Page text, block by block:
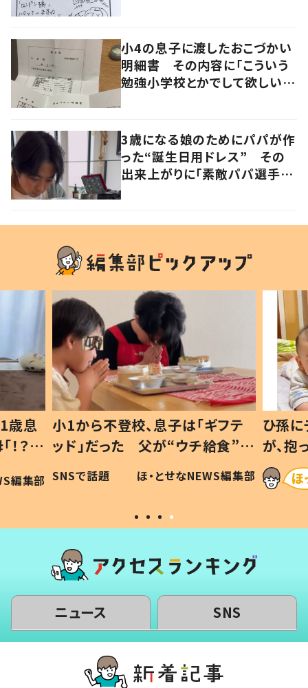
小4の息子に渡したおこづかい
明細書 その内容に「こういう
勉強小学校とかでして欲しい」
3歳になる娘のためにパパが作
った“誕生日用ドレス” その
出来上がりに「素敵パパ選手権
歳息
？」
編集部
小1から不登校、息子は「ギフテ
ッド」だった 父が“ウチ給食”を
作り続ける理由とは #令和の親
#令和の子
SNSで話題 ほ・とせなNEWS編集部
ひ孫
が、
「涙が
い」
ニュース SNS